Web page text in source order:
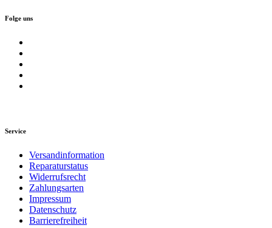
Folge uns
Service
Versandinformation
Reparaturstatus
Widerrufsrecht
Zahlungsarten
Impressum
Datenschutz
Barrierefreiheit